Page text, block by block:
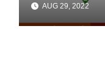
AUG 29, 2022